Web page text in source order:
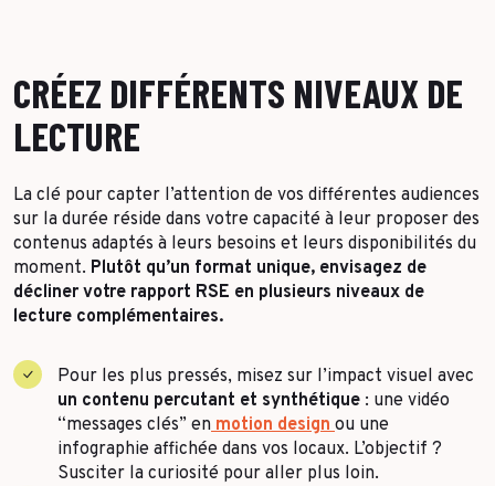
CRÉEZ DIFFÉRENTS NIVEAUX DE
LECTURE
La clé pour capter l’attention de vos différentes audiences
sur la durée réside dans votre capacité à leur proposer des
contenus adaptés à leurs besoins et leurs disponibilités du
moment. Plutôt qu’un format unique, envisagez de
décliner votre rapport RSE en plusieurs niveaux de
lecture complémentaires.
Pour les plus pressés, misez sur l’impact visuel avec
un contenu percutant et synthétique : une vidéo
“messages clés” en motion design ou une
infographie affichée dans vos locaux. L’objectif ?
Susciter la curiosité pour aller plus loin.